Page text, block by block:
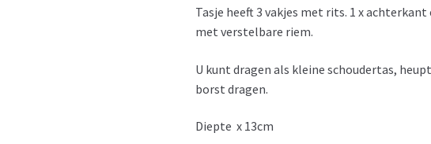
Tasje heeft 3 vakjes met rits. 1 x
met verstelbare riem.
U kunt dragen als kleine schoudertas,
borst dragen.
Diepte x 13cm